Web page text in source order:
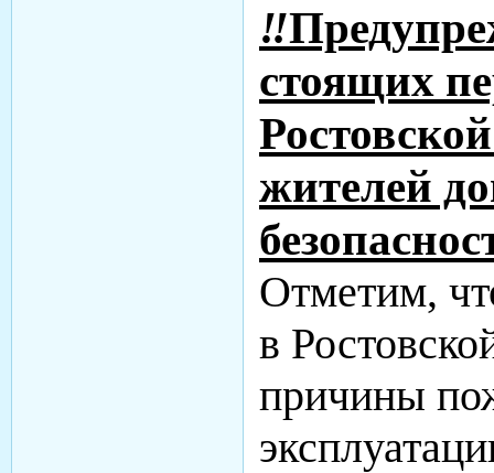
‼️
стоящих
жителей
Отметим,
в
причины